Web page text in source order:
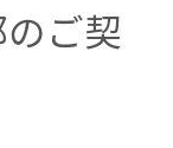
ご契